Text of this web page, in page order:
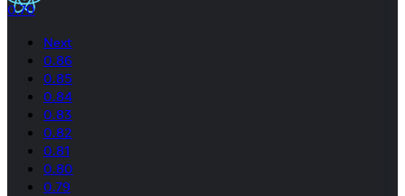
0.70
Next
0.86
0.85
0.84
0.83
0.82
0.81
0.80
0.79